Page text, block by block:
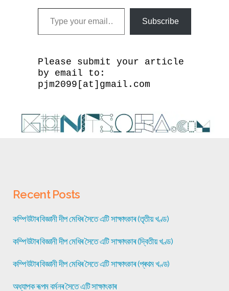
Type your email…
Subscribe
Please submit your article
by email to:
pjm2099[at]gmail.com
Recent Posts
কম্পিউটাৰ বিজ্ঞানী দীপ মেধিৰ সৈতে এটি সাক্ষাৎকাৰ (তৃতীয় খণ্ড)
কম্পিউটাৰ বিজ্ঞানী দীপ মেধিৰ সৈতে এটি সাক্ষাৎকাৰ (দ্বিতীয় খণ্ড)
কম্পিউটাৰ বিজ্ঞানী দীপ মেধিৰ সৈতে এটি সাক্ষাৎকাৰ (প্ৰথম খণ্ড)
অধ্যাপক ৰূপম বৰ্মনৰ সৈতে এটি সাক্ষাৎকাৰ